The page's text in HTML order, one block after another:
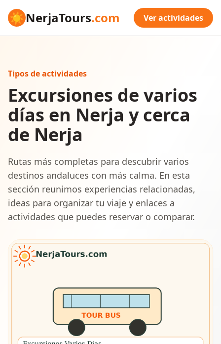
☀NerjaTours.com Ver actividades
Tipos de actividades
Excursiones de varios
días en Nerja y cerca
de Nerja
Rutas más completas para descubrir varios
destinos andaluces con más calma. En esta
sección reunimos experiencias relacionadas,
ideas para organizar tu viaje y enlaces a
actividades que puedes reservar o comparar.